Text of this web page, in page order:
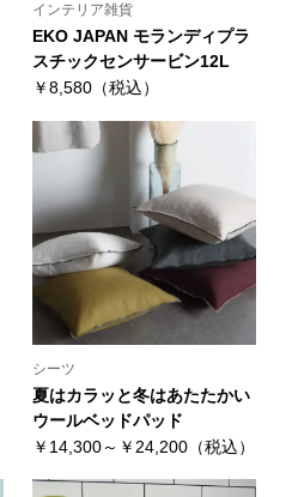
インテリア雑貨
EKO JAPAN モランディプラ
スチックセンサービン12L
￥8,580（税込）
シーツ
夏はカラッと冬はあたたかい
ウールベッドパッド
￥14,300～￥24,200（税込）